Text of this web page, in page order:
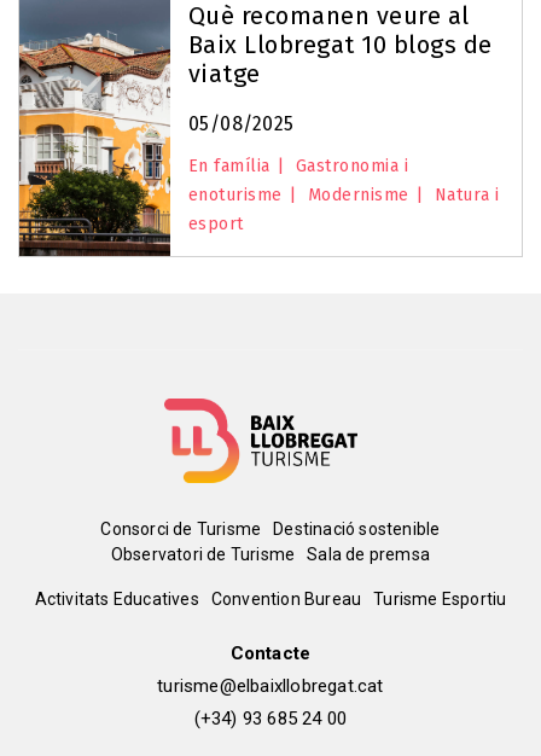
Què recomanen veure al
Baix Llobregat 10 blogs de
viatge
05/08/2025
En família
Gastronomia i
enoturisme
Modernisme
Natura i
esport
Menú
del
Consorci de Turisme
Destinació sostenible
Observatori de Turisme
Sala de premsa
Peu
Activitats Educatives Convention Bureau Turisme Esportiu
Contacte
turisme@elbaixllobregat.cat
(+34) 93 685 24 00